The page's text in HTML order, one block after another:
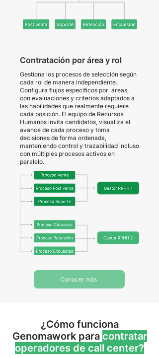
Contratación por área y rol
Gestiona los procesos de selección según
cada rol de manera independiente.
Configura flujos específicos por áreas,
con evaluaciones y criterios adaptados a
las habilidades que realmente requiere
cada posición. El equipo de Recursos
Humanos invita candidatos, visualiza el
avance de cada proceso y toma
decisiones de forma ordenada,
manteniendo control y trazabilidad incluso
con múltiples procesos activos en
paralelo.
Conocer más
¿Cómo funciona
Genomawork para contratar
operadores de call center?